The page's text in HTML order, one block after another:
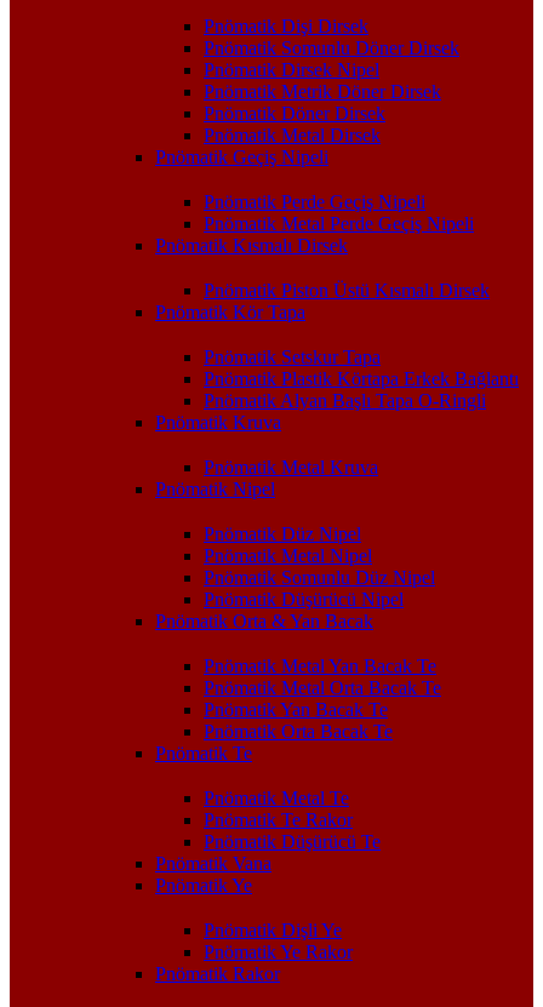
Pnömatik Dişi Dirsek
Pnömatik Somunlu Döner Dirsek
Pnömatik Dirsek Nipel
Pnömatik Metrik Döner Dirsek
Pnömatik Döner Dirsek
Pnömatik Metal Dirsek
Pnömatik Geçiş Nipeli
Pnömatik Perde Geçiş Nipeli
Pnömatik Metal Perde Geçiş Nipeli
Pnömatik Kısmalı Dirsek
Pnömatik Piston Üstü Kısmalı Dirsek
Pnömatik Kör Tapa
Pnömatik Setskur Tapa
Pnömatik Plastik Körtapa Erkek Bağlantı
Pnömatik Alyan Başlı Tapa O-Ringli
Pnömatik Kruva
Pnömatik Metal Kruva
Pnömatik Nipel
Pnömatik Düz Nipel
Pnömatik Metal Nipel
Pnömatik Somunlu Düz Nipel
Pnömatik Düşürücü Nipel
Pnömatik Orta & Yan Bacak
Pnömatik Metal Yan Bacak Te
Pnömatik Metal Orta Bacak Te
Pnömatik Yan Bacak Te
Pnömatik Orta Bacak Te
Pnömatik Te
Pnömatik Metal Te
Pnömatik Te Rakor
Pnömatik Düşürücü Te
Pnömatik Vana
Pnömatik Ye
Pnömatik Dişli Ye
Pnömatik Ye Rakor
Pnömatik Rakor